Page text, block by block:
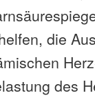
die
des